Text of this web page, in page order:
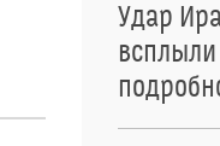
Удар